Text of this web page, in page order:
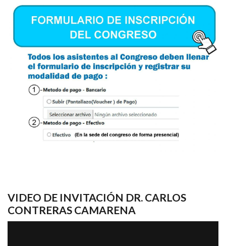
VIDEO DE INVITACIÓN DR. CARLOS
CONTRERAS CAMARENA